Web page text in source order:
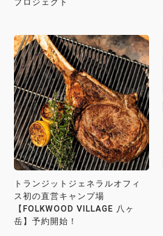
トランジットジェネラルオフィ
ス初の直営キャンプ場
【FOLKWOOD VILLAGE 八ヶ
岳】予約開始！